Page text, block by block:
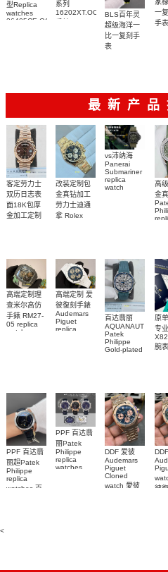
型Replica
watches
26405CE.OO.A030CA.01
系列
16202XT.OO.1240XT.01
BLS百年灵
超级海洋一
比一复刻手
表
家
一
手表
最新产品
客定劳力士
双历日志表
面18K包厚
金加工定制
watch
改装定制包
金真钻加工
劳力士迪通
拿 Rolex
diamonds
m126508-
0003腕表
vs沛纳海
Panerai
Submariner
replica
watch
高
金
011
腕表
高端定制理
查米尔高仿
手錶 RM27-
05 replica
watch
高端定制 爱
彼復刻手錶
Audemars
Piguet
replica
26579CB.OO.1225CB.01
百达翡丽
AQUANAUT
Patek
Philippe
Gold-plated
001包金真
钻 腕表
原
专
腕表
PPF 百达翡
丽超Patek
Philippe
replica
watches 百
PPF 百达翡
丽Patek
Philippe
replica
watches
DDF 爱彼
Audemars
Piguet
Cloned
watch 愛彼
彼
<